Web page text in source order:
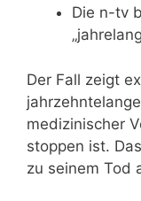
Die n-tv
Der Fall zeigt
medizinischer
stoppen ist.
zu seinem Tod